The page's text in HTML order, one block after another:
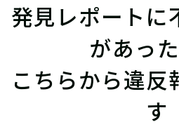
発見レポートに
があっ
こちらから違反
す